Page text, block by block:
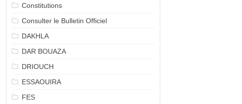
Constitutions
Consulter le Bulletin Officiel
DAKHLA
DAR BOUAZA
DRIOUCH
ESSAOUIRA
FES